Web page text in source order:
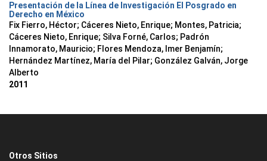
Presentación de la Línea de Investigación El Posgrado en
Derecho en México
Fix Fierro, Héctor; Cáceres Nieto, Enrique; Montes, Patricia;
Cáceres Nieto, Enrique; Silva Forné, Carlos; Padrón
Innamorato, Mauricio; Flores Mendoza, Imer Benjamín;
Hernández Martínez, María del Pilar; González Galván, Jorge
Alberto
2011
Otros Sitios